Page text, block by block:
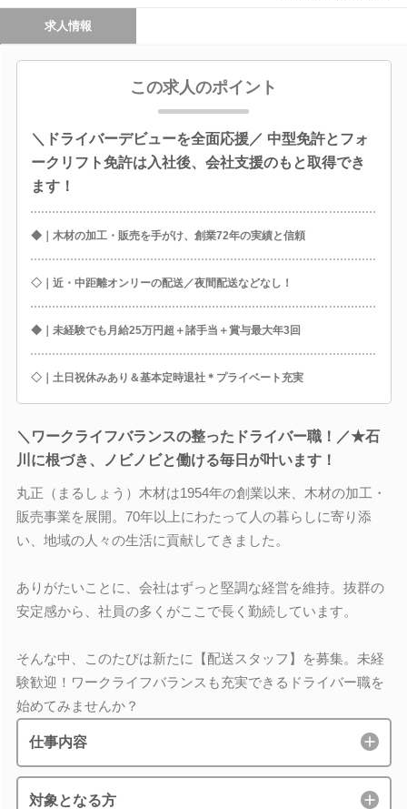
求人情報
この求人のポイント
＼ドライバーデビューを全面応援／ 中型免許とフォ
ークリフト免許は入社後、会社支援のもと取得でき
ます！
◆｜木材の加工・販売を手がけ、創業72年の実績と信頼
◇｜近・中距離オンリーの配送／夜間配送などなし！
◆｜未経験でも月給25万円超＋諸手当＋賞与最大年3回
◇｜土日祝休みあり＆基本定時退社＊プライベート充実
＼ワークライフバランスの整ったドライバー職！／★石
川に根づき、ノビノビと働ける毎日が叶います！
丸正（まるしょう）木材は1954年の創業以来、木材の加工・
販売事業を展開。70年以上にわたって人の暮らしに寄り添
い、地域の人々の生活に貢献してきました。
ありがたいことに、会社はずっと堅調な経営を維持。抜群の
安定感から、社員の多くがここで長く勤続しています。
そんな中、このたびは新たに【配送スタッフ】を募集。未経
験歓迎！ワークライフバランスも充実できるドライバー職を
始めてみませんか？
仕事内容
対象となる方